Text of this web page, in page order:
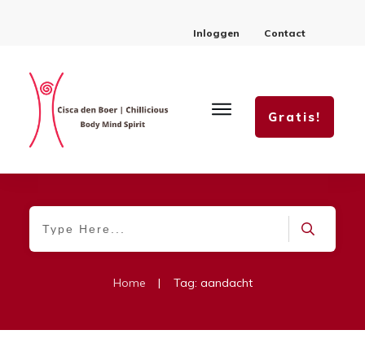
Inloggen Contact
Gratis!
Home | Tag: aandacht